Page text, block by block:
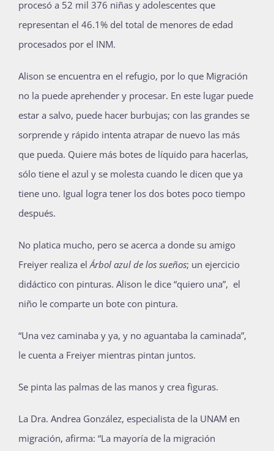
procesó a 52 mil 376 niñas y adolescentes que
representan el 46.1% del total de menores de edad
procesados por el INM.
Alison se encuentra en el refugio, por lo que Migración
no la puede aprehender y procesar. En este lugar puede
estar a salvo, puede hacer burbujas; con las grandes se
sorprende y rápido intenta atrapar de nuevo las más
que pueda. Quiere más botes de líquido para hacerlas,
sólo tiene el azul y se molesta cuando le dicen que ya
tiene uno. Igual logra tener los dos botes poco tiempo
después.
No platica mucho, pero se acerca a donde su amigo
Freiyer realiza elÁrbol azul de los sueños; un ejercicio
didáctico con pinturas. Alison le dice “quiero una”, el
niño le comparte un bote con pintura.
“Una vez caminaba y ya, y no aguantaba la caminada”,
le cuenta a Freiyer mientras pintan juntos.
Se pinta las palmas de las manos y crea figuras.
La Dra. Andrea González, especialista de la UNAM en
migración, afirma: “La mayoría de la migración